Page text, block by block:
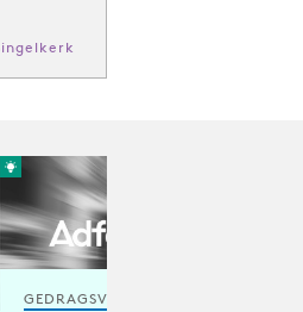
GEDRAGSVERANDERING